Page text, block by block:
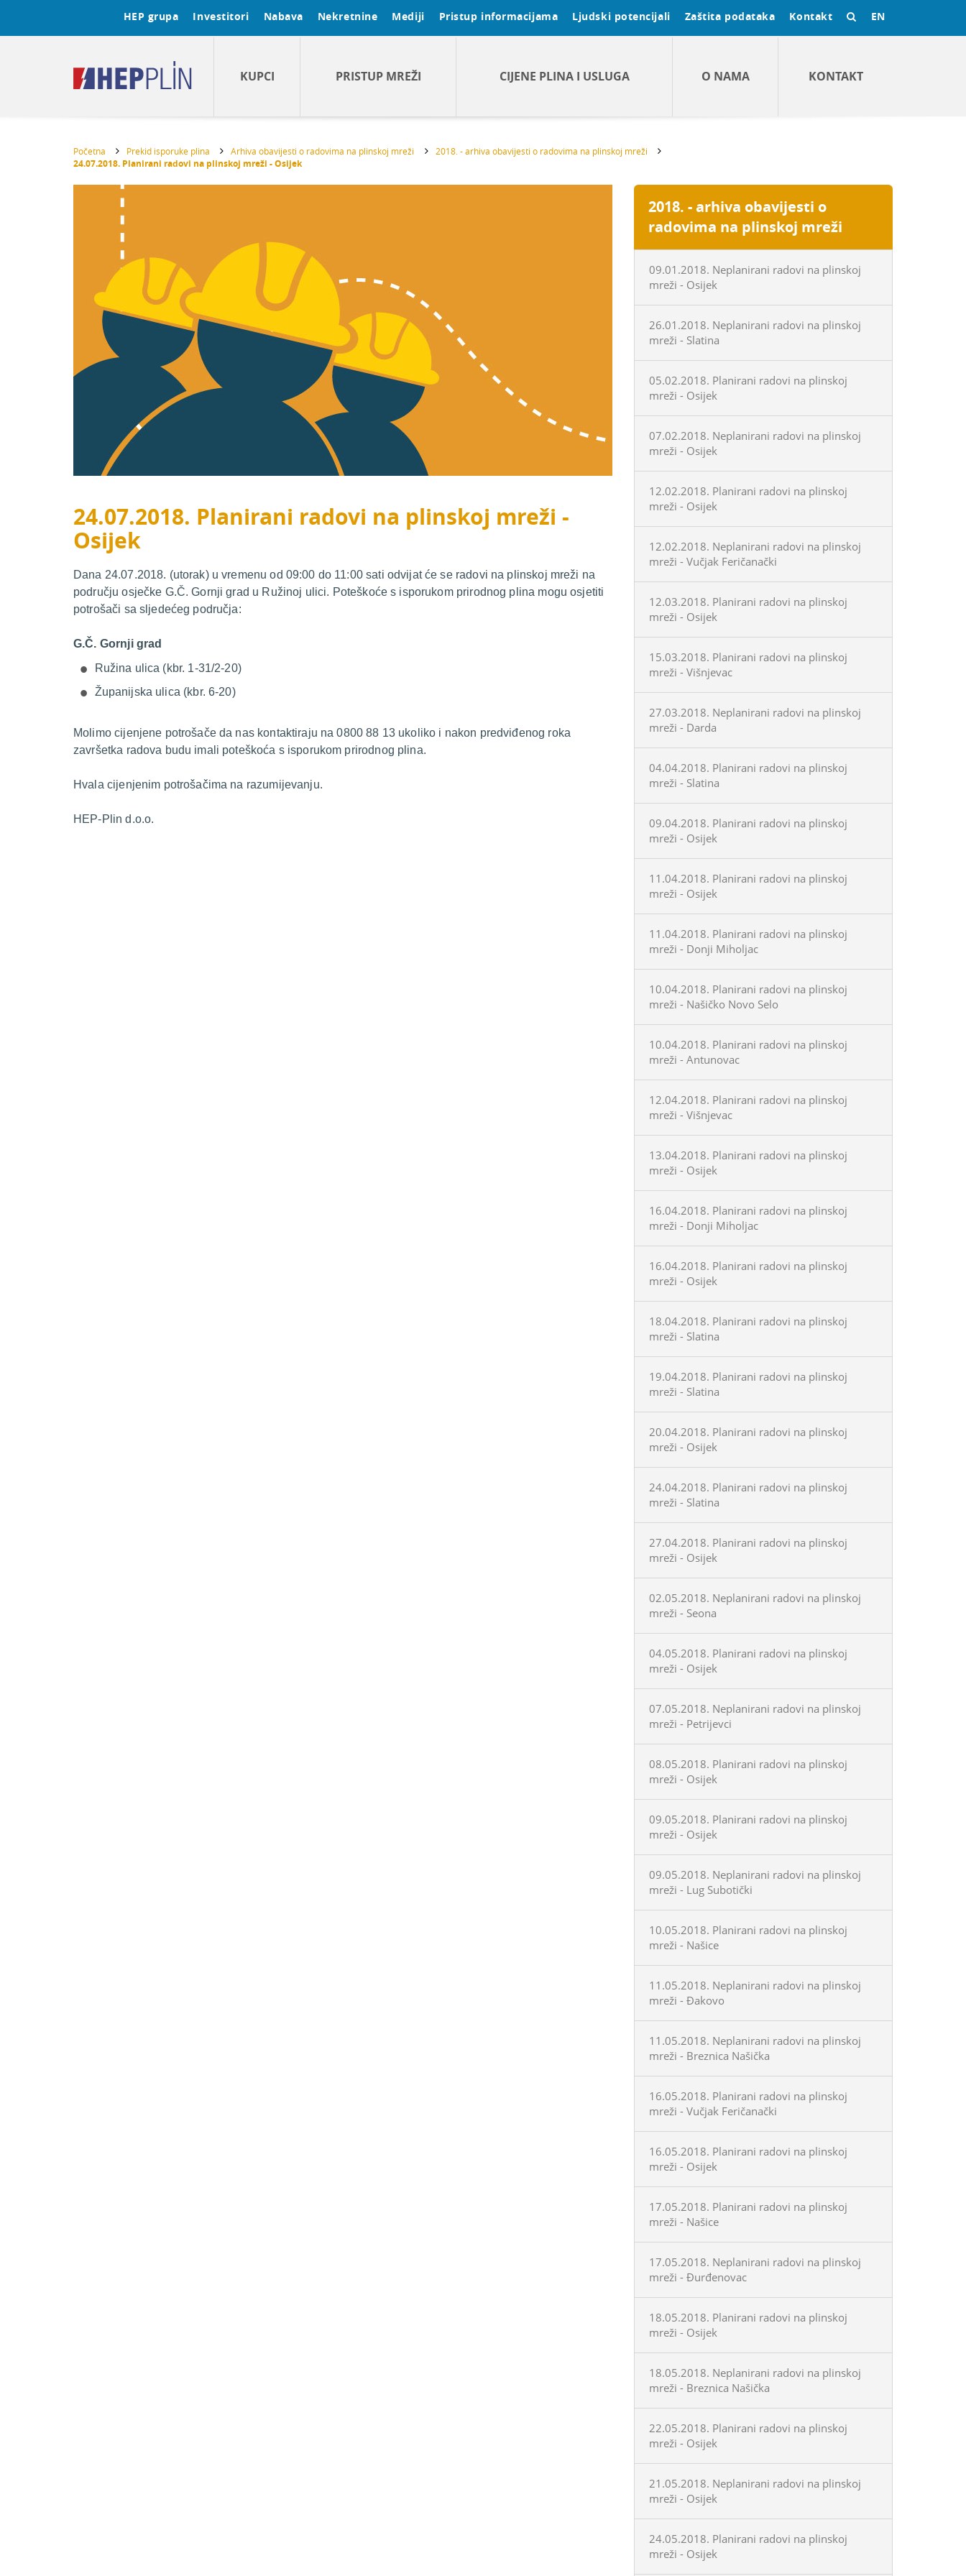
HEP grupa Investitori Nabava Nekretnine Mediji Pristup informacijama Ljudski potencijali Zaštita podataka Kontakt EN
KUPCI PRISTUP MREŽI CIJENE PLINA I USLUGA O NAMA KONTAKT
Početna Prekid isporuke plina Arhiva obavijesti o radovima na plinskoj mreži 2018. - arhiva obavijesti o radovima na plinskoj mreži
24.07.2018. Planirani radovi na plinskoj mreži - Osijek
24.07.2018. Planirani radovi na plinskoj mreži -
Osijek
Dana 24.07.2018. (utorak) u vremenu od 09:00 do 11:00 sati odvijat će se radovi na plinskoj mreži na
području osječke G.Č. Gornji grad u Ružinoj ulici. Poteškoće s isporukom prirodnog plina mogu osjetiti
potrošači sa sljedećeg područja:
G.Č. Gornji grad
Ružina ulica (kbr. 1-31/2-20)
Županijska ulica (kbr. 6-20)
Molimo cijenjene potrošače da nas kontaktiraju na 0800 88 13 ukoliko i nakon predviđenog roka
završetka radova budu imali poteškoća s isporukom prirodnog plina.
Hvala cijenjenim potrošačima na razumijevanju.
HEP-Plin d.o.o.
2018. - arhiva obavijesti o
radovima na plinskoj mreži
09.01.2018. Neplanirani radovi na plinskoj
mreži - Osijek
26.01.2018. Neplanirani radovi na plinskoj
mreži - Slatina
05.02.2018. Planirani radovi na plinskoj
mreži - Osijek
07.02.2018. Neplanirani radovi na plinskoj
mreži - Osijek
12.02.2018. Planirani radovi na plinskoj
mreži - Osijek
12.02.2018. Neplanirani radovi na plinskoj
mreži - Vučjak Feričanački
12.03.2018. Planirani radovi na plinskoj
mreži - Osijek
15.03.2018. Planirani radovi na plinskoj
mreži - Višnjevac
27.03.2018. Neplanirani radovi na plinskoj
mreži - Darda
04.04.2018. Planirani radovi na plinskoj
mreži - Slatina
09.04.2018. Planirani radovi na plinskoj
mreži - Osijek
11.04.2018. Planirani radovi na plinskoj
mreži - Osijek
11.04.2018. Planirani radovi na plinskoj
mreži - Donji Miholjac
10.04.2018. Planirani radovi na plinskoj
mreži - Našičko Novo Selo
10.04.2018. Planirani radovi na plinskoj
mreži - Antunovac
12.04.2018. Planirani radovi na plinskoj
mreži - Višnjevac
13.04.2018. Planirani radovi na plinskoj
mreži - Osijek
16.04.2018. Planirani radovi na plinskoj
mreži - Donji Miholjac
16.04.2018. Planirani radovi na plinskoj
mreži - Osijek
18.04.2018. Planirani radovi na plinskoj
mreži - Slatina
19.04.2018. Planirani radovi na plinskoj
mreži - Slatina
20.04.2018. Planirani radovi na plinskoj
mreži - Osijek
24.04.2018. Planirani radovi na plinskoj
mreži - Slatina
27.04.2018. Planirani radovi na plinskoj
mreži - Osijek
02.05.2018. Neplanirani radovi na plinskoj
mreži - Seona
04.05.2018. Planirani radovi na plinskoj
mreži - Osijek
07.05.2018. Neplanirani radovi na plinskoj
mreži - Petrijevci
08.05.2018. Planirani radovi na plinskoj
mreži - Osijek
09.05.2018. Planirani radovi na plinskoj
mreži - Osijek
09.05.2018. Neplanirani radovi na plinskoj
mreži - Lug Subotički
10.05.2018. Planirani radovi na plinskoj
mreži - Našice
11.05.2018. Neplanirani radovi na plinskoj
mreži - Đakovo
11.05.2018. Neplanirani radovi na plinskoj
mreži - Breznica Našička
16.05.2018. Planirani radovi na plinskoj
mreži - Vučjak Feričanački
16.05.2018. Planirani radovi na plinskoj
mreži - Osijek
17.05.2018. Planirani radovi na plinskoj
mreži - Našice
17.05.2018. Neplanirani radovi na plinskoj
mreži - Đurđenovac
18.05.2018. Planirani radovi na plinskoj
mreži - Osijek
18.05.2018. Neplanirani radovi na plinskoj
mreži - Breznica Našička
22.05.2018. Planirani radovi na plinskoj
mreži - Osijek
21.05.2018. Neplanirani radovi na plinskoj
mreži - Osijek
24.05.2018. Planirani radovi na plinskoj
mreži - Osijek